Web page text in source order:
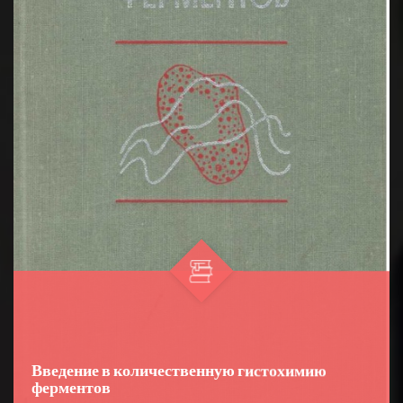
Введение в количественную гистохимию
ферментов